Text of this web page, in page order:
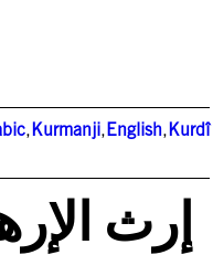
,Kurmanji,English,Kurdî